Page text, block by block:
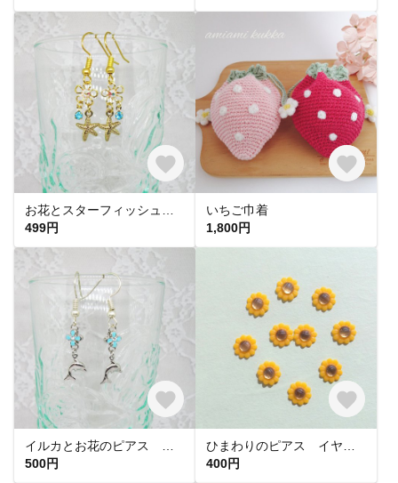
499円
いちご巾着
1,800円
500円
400円